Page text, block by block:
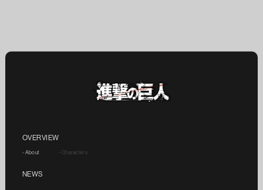
OVERVIEW
- About - Characters
NEWS